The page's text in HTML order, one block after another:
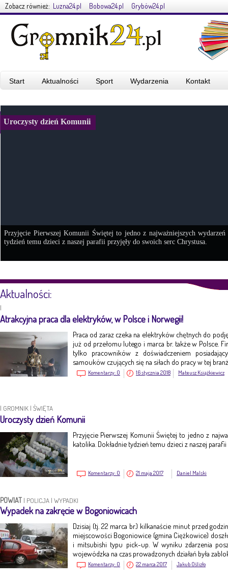
Zobacz również: Luzna24.pl Bobowa24.pl Grybów24.pl
Start Aktualności Sport Wydarzenia Kontakt
Uroczysty dzień Komunii
Przyjęcie Pierwszej Komunii Świętej to jedno z najważniejszych
tydzień temu dzieci z naszej parafii przyjęły do swoich serc Chrystusa.
Aktualności:
|
Atrakcyjna praca dla elektryków, w Polsce i Norwegii!
Praca od zaraz czeka na elektryków chętnych do
już od przełomu lutego i marca br. także w Polsce.
tylko pracowników z doświadczeniem
samouków czujących się na siłach do pracy w tej
Komentarzy: 0 16 stycznia 2018 Mateusz Książkiewicz
| GROMNIK | ŚWIĘTA
Uroczysty dzień Komunii
Przyjęcie Pierwszej Komunii Świętej to jedno z
katolika. Dokładnie tydzień temu dzieci z naszej
Komentarzy: 0 21 maja 2017 Daniel Malski
POWIAT | POLICJA | WYPADKI
Wypadek na zakręcie w Bogoniowicach
Dzisiaj (tj. 22 marca br.) kilkanaście minut przed
miejscowości Bogoniowice (gmina Ciężkowice)
i mitsubishi typu pick-up. W wyniku zdarzenia
wojewódzka na czas prowadzonych działań była
Komentarzy: 0 22 marca 2017 Jakub Oślizło